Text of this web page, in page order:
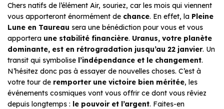
Chers natifs de l’élément Air, souriez, car les mois qui viennent
vous apporteront énormément de chance. En effet, la Pleine
Lune en Taureau sera une bénédiction pour vous et vous
apportera une stabilité financière. Uranus, votre planète
dominante, est en rétrogradation jusqu’au 22 janvier. Un
transit qui symbolise l’indépendance et le changement.
N’hésitez donc pas à essayer de nouvelles choses. C’est à
votre tour de remporter une victoire bien méritée, les
événements cosmiques vont vous offrir ce dont vous rêviez
depuis longtemps : le pouvoir et l’argent. Faites-en